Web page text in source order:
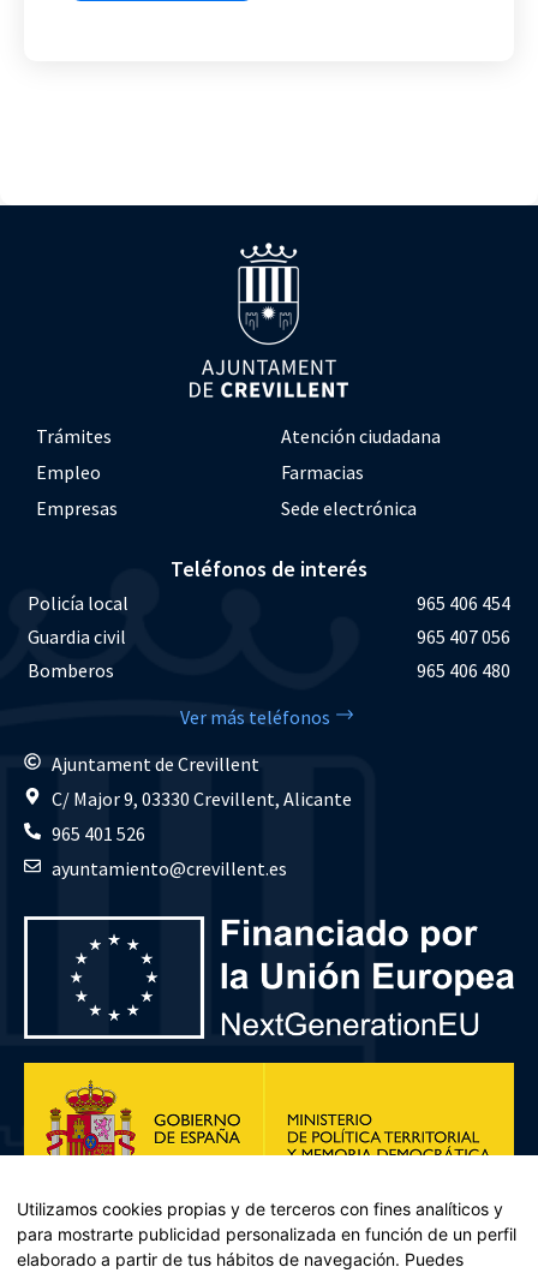
Trámites
Atención ciudadana
Empleo
Farmacias
Empresas
Sede electrónica
Teléfonos de interés
Policía local
965 406 454
Guardia civil
965 407 056
Bomberos
965 406 480
Ver más teléfonos
Ajuntament de Crevillent
C/ Major 9, 03330 Crevillent, Alicante
965 401 526
ayuntamiento@crevillent.es
Utilizamos cookies propias y de terceros con fines analíticos y
para mostrarte publicidad personalizada en función de un perfil
elaborado a partir de tus hábitos de navegación. Puedes